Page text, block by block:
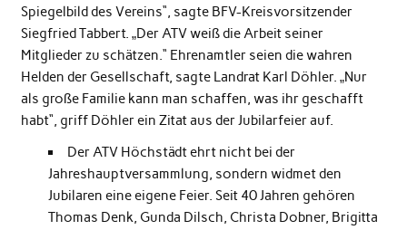
Spiegelbild des Vereins“, sagte BFV-Kreisvorsitzender
Siegfried Tabbert. „Der ATV weiß die Arbeit seiner
Mitglieder zu schätzen.“ Ehrenamtler seien die wahren
Helden der Gesellschaft, sagte Landrat Karl Döhler. „Nur
als große Familie kann man schaffen, was ihr geschafft
habt“, griff Döhler ein Zitat aus der Jubilarfeier auf.
Der ATV Höchstädt ehrt nicht bei der
Jahreshauptversammlung, sondern widmet den
Jubilaren eine eigene Feier. Seit 40 Jahren gehören
Thomas Denk, Gunda Dilsch, Christa Dobner, Brigitta